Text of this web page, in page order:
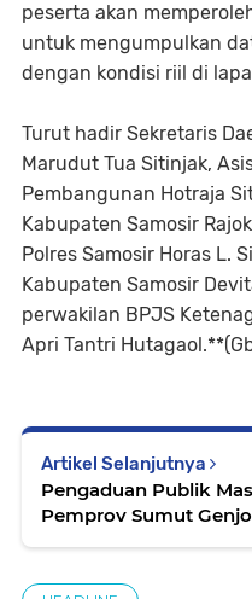
peserta akan
untuk mengumpulkan
dengan kondisi riil di
Turut hadir Sekretaris
Marudut Tua Sitinjak,
Pembangunan Hotraja
Kabupaten Samosir
Polres Samosir Horas L.
Kabupaten Samosir
perwakilan BPJS
Apri Tantri
Artikel Selanjutnya
Pengaduan Publik
Pemprov Sumut